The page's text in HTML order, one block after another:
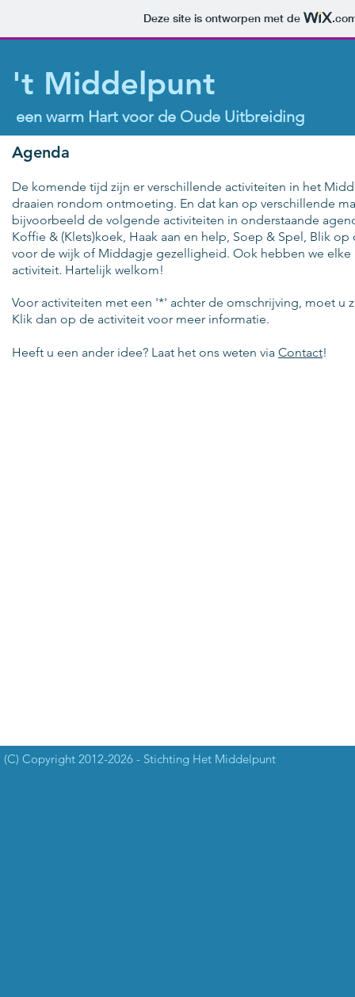
Deze site is ontworpen met de
't Middelpunt
een warm Hart voor de Oude Uitbreiding
Agenda
De komende tijd zijn er verschillende activiteiten in het
draaien rondom ontmoeting. En dat kan op verschillende
bijvoorbeeld de volgende activiteiten in onderstaande
Koffie & (Klets)koek, Haak aan en help, Soep & Spel, Blik op
voor de wijk of Middagje gezelligheid. Ook hebben we elke
activiteit. Hartelijk welkom!
Voor activiteiten met een '*' achter de omschrijving, moet u
Klik dan op de activiteit voor meer informatie.
Heeft u een ander idee? Laat het ons weten via Contact!
(C) Copyright 2012-2026 - Stichting Het Middelpunt